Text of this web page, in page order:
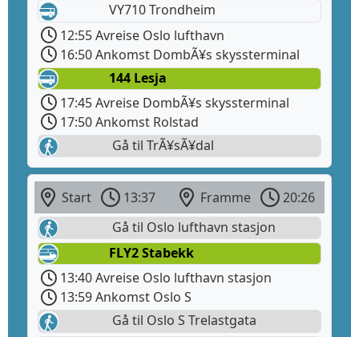
VY710 Trondheim
12:55 Avreise Oslo lufthavn
16:50 Ankomst DombÃ¥s skyssterminal
144 Lesja
17:45 Avreise DombÃ¥s skyssterminal
17:50 Ankomst Rolstad
Gå til TrÃ¥sÃ¥dal
Start 13:37 Framme
20:26
Gå til Oslo lufthavn stasjon
FLY2 Stabekk
13:40 Avreise Oslo lufthavn stasjon
13:59 Ankomst Oslo S
Gå til Oslo S Trelastgata